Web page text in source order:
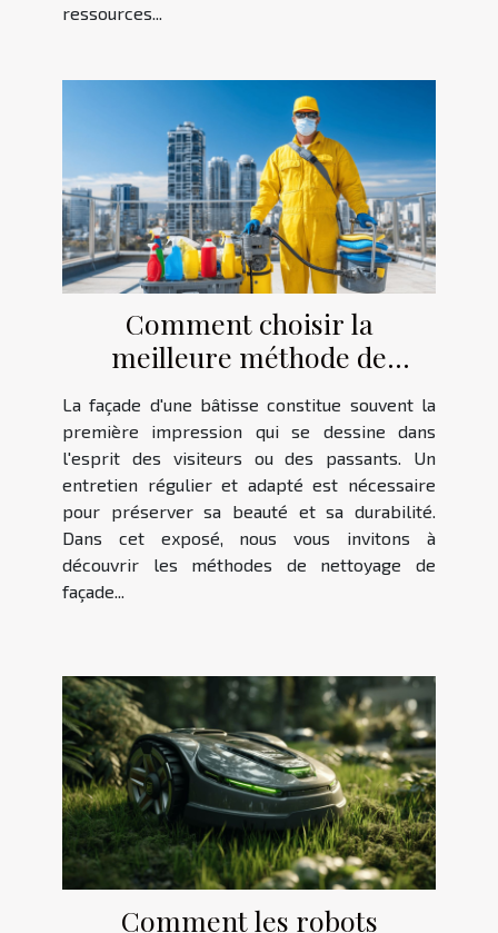
ressources...
Comment choisir la
meilleure méthode de
nettoyage pour votre façade ?
La façade d'une bâtisse constitue souvent la
première impression qui se dessine dans
l'esprit des visiteurs ou des passants. Un
entretien régulier et adapté est nécessaire
pour préserver sa beauté et sa durabilité.
Dans cet exposé, nous vous invitons à
découvrir les méthodes de nettoyage de
façade...
Comment les robots